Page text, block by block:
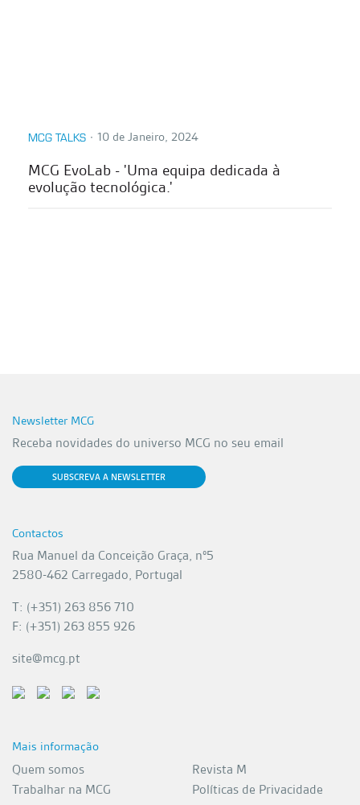
MCG TALKS ∙ 10 de Janeiro, 2024
MCG EvoLab - 'Uma equipa dedicada à
evolução tecnológica.'
Newsletter MCG
Receba novidades do universo MCG no seu email
SUBSCREVA A NEWSLETTER
Contactos
Rua Manuel da Conceição Graça, nº5
2580-462 Carregado, Portugal
T: (+351) 263 856 710
F: (+351) 263 855 926
site@mcg.pt
Mais informação
Quem somos
Trabalhar na MCG
Revista M
Políticas de Privacidade